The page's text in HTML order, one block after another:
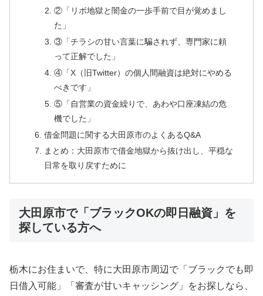
②「リボ地獄と闇金の一歩手前で目が覚めまし
た」
③「チラシの甘い言葉に騙されず、専門家に頼
って正解でした」
④「X（旧Twitter）の個人間融資は絶対にやめる
べきです」
⑤「自営業の資金繰りで、あわや口座凍結の危
機でした」
借金問題に関する大田原市のよくあるQ&A
まとめ：大田原市で借金地獄から抜け出し、平穏な
日常を取り戻すために
大田原市で「ブラックOKの即日融資」を
探している方へ
栃木にお住まいで、特に大田原市周辺で「ブラックでも即
日借入可能」「審査が甘いキャッシング」をお探しなら、